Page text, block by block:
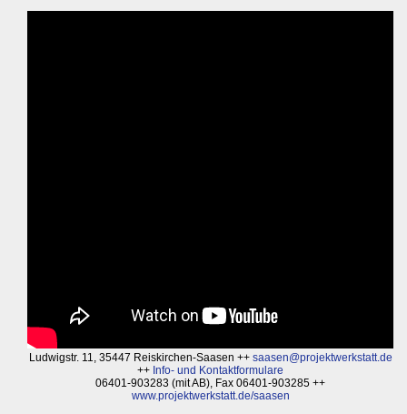
Ludwigstr. 11, 35447 Reiskirchen-Saasen ++ saasen@projektwerkstatt.de
++ Info- und Kontaktformulare
06401-903283 (mit AB), Fax 06401-903285 ++
www.projektwerkstatt.de/saasen